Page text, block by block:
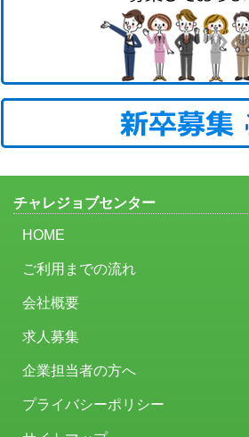
チャレジョブセンター
HOME
ご利用までの流れ
会社概要
求人募集
企業担当者の方へ
プライバシーポリシー